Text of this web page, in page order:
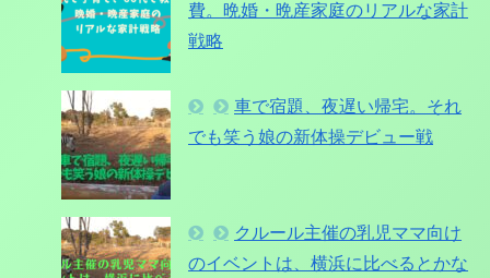
費。晩婚・晩産家庭のリアルな家計
戦略
車で宿題、夜遅い帰宅。それ
でも笑う娘の新体操デビュー戦
クルール主催の乳児ママ向け
のイベントは、横浜に比べるとかな